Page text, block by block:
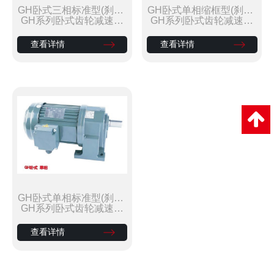
GH卧式三相标准型(刹车)
减速马达
GH系列卧式齿轮减速马
查看详情
GH卧式单相缩框型(刹车)
减速马达
GH系列卧式齿轮减速马
查看详情
GH卧式单相标准型(刹车)
减速马达
GH系列卧式齿轮减速马
查看详情